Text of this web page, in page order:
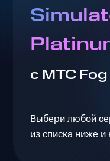
с МТС Fog
Выбери любой
из списка ниже и